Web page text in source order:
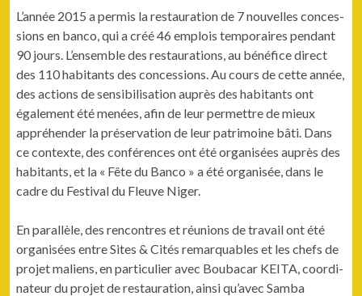
L’année 2015 a per­mis la restau­ra­tion de 7 nou­velles con­ces­
sions en ban­co, qui a créé 46 emplois tem­po­raires pen­dant
90 jours. L’ensemble des restau­ra­tions, au béné­fice direct
des 110 habi­tants des con­ces­sions. Au cours de cette année,
des actions de sen­si­bil­i­sa­tion auprès des habi­tants ont
égale­ment été menées, afin de leur per­me­t­tre de mieux
appréhen­der la préser­va­tion de leur pat­ri­moine bâti. Dans
ce con­texte, des con­férences ont été organ­isées auprès des
habi­tants, et la « Fête du Ban­co » a été organ­isée, dans le
cadre du Fes­ti­val du Fleuve Niger.
En par­al­lèle, des ren­con­tres et réu­nions de tra­vail ont été
organ­isées entre Sites & Cités remar­quables et les chefs de
pro­jet maliens, en par­ti­c­uli­er avec Boubacar KEITA, coor­di­
na­teur du pro­jet de restau­ra­tion, ain­si qu’avec Sam­ba